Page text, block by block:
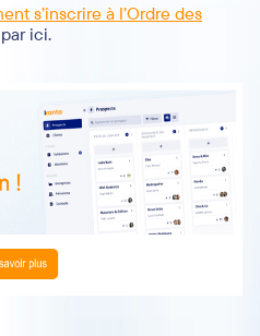
s’inscrire à l’Ordre des
par ici.